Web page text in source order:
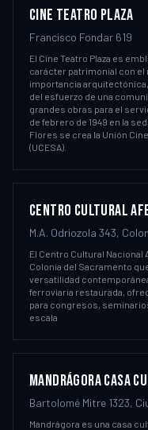
CINE TEATRO PLAZA
Francisco Fondar 619
El Cine Teatro Plaza es
carácter patrimonial con el
importancia
del esfuerzo de una
grandes obras para el
de febrero de 1949 en la
Flores se crea la Unión
(UCESA).
CENTRO CULTURAL
M.A. Odriozola 343,
El Centro Cultural Nacional
Colonia del Sacramento
versatilidad
ferroviaria restaurada,
para congresos,
escala
MANDRÁGORA CASA
Bartolomé Mitre 1323,
Mandrágora es una casa